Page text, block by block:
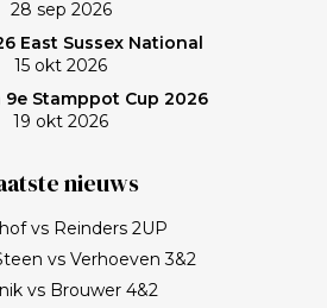
28 sep 2026
East Sussex National
15 okt 2026
Stamppot Cup 2026
19 okt 2026
nieuws
vs Reinders 2UP
vs Verhoeven 3&2
vs Brouwer 4&2